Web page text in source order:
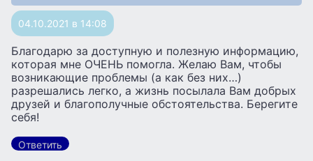
04.10.2021 в 14:08
Благодарю за доступную и полезную информацию,
которая мне ОЧЕНЬ помогла. Желаю Вам, чтобы
возникающие проблемы (а как без них…)
разрешались легко, а жизнь посылала Вам добрых
друзей и благополучные обстоятельства. Берегите
себя!
Ответить